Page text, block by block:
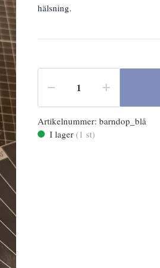
hälsning.
Artikelnummer: barndop_blå
I lager (1 st)